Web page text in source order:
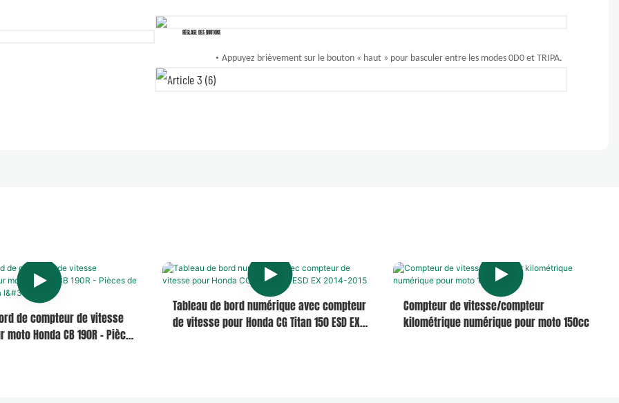
RÉGLAGE DES BOUTONS
• Appuyez brièvement sur le bouton « haut » pour basculer entre les modes 0D0 et TRIPA.
de compteur de vitesse
Honda CB 190R - Pièces
Tableau de bord numérique avec compteur
de vitesse pour Honda CG Titan 150 ESD EX
Compteur de vitesse/compteur
kilométrique numérique pour moto 150cc